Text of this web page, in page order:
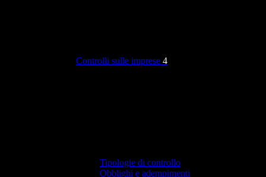
Controlli sulle imprese 4
Tipologie di controllo
Obblighi e adempimenti